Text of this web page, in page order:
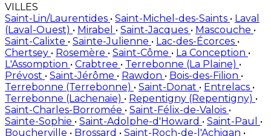
VILLES
Saint-Lin/Laurentides • Saint-Michel-des-Saints • Laval
(Laval-Ouest) • Mirabel • Saint-Jacques • Mascouche •
Saint-Calixte • Sainte-Julienne • Lac-des-Écorces •
Chertsey • Rosemère • Saint-Côme • La Conception •
L'Assomption • Crabtree • Terrebonne (La Plaine) •
Prévost • Saint-Jérôme • Rawdon • Bois-des-Filion •
Terrebonne (Terrebonne) • Saint-Donat • Entrelacs •
Terrebonne (Lachenaie) • Repentigny (Repentigny) •
Saint-Charles-Borromée • Saint-Félix-de-Valois •
Sainte-Sophie • Saint-Adolphe-d'Howard • Saint-Paul •
Boucherville • Brossard • Saint-Roch-de-l'Achigan •